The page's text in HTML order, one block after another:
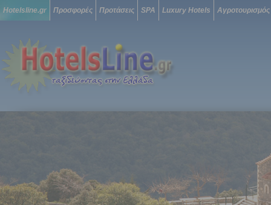
Hotelsline.gr Προσφορές Προτάσεις SPA Luxury Hotels Αγροτουρισμός